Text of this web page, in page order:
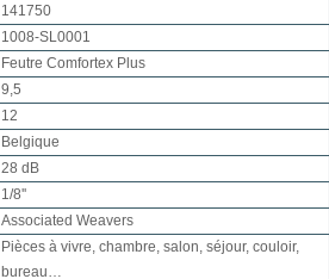
141750
1008-SL0001
Feutre Comfortex Plus
9,5
12
Belgique
28 dB
1/8''
Associated Weavers
Pièces à vivre, chambre, salon, séjour, couloir,
bureau…